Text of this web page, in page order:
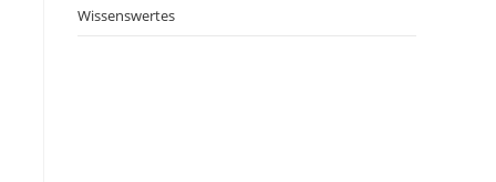
Wissenswertes